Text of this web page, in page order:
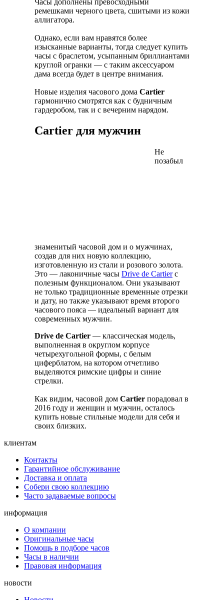
ремешками черного цвета, сшитыми из кожи
аллигатора.
Однако, если вам нравятся более
изысканные варианты, тогда следует купить
часы с браслетом, усыпанным бриллиантами
круглой огранки — с таким аксессуаром
дама всегда будет в центре внимания.
Новые изделия часового дома Cartier
гармонично смотрятся как с будничным
гардеробом, так и с вечерним нарядом.
Cartier для мужчин
Не
позабыл
знаменитый часовой дом и о мужчинах,
создав для них новую коллекцию,
изготовленную из стали и розового золота.
Это — лаконичные часы Drive de Cartierс
полезным функционалом. Они указывают
не только традиционные временные отрезки
и дату, но также указывают время второго
часового пояса — идеальный вариант для
современных мужчин.
Drive de Cartier — классическая модель,
выполненная в округлом корпусе
четырехугольной формы, с белым
циферблатом, на котором отчетливо
выделяются римские цифры и синие
стрелки.
Как видим, часовой дом Cartier порадовал в
2016 году и женщин и мужчин, осталось
купить новые стильные модели для себя и
своих близких.
клиентам
Контакты
Гарантийное обслуживание
Доставка и оплата
Собери свою коллекцию
Часто задаваемые вопросы
информация
О компании
Оригинальные часы
Помощь в подборе часов
Часы в наличии
Правовая информация
новости